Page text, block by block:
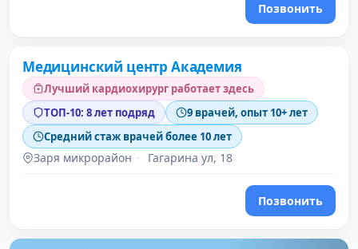
Позвонить
3 место в рейтинге
Медицинский центр Академия
Лучший кардиохирург работает здесь
ТОП-10: 8 лет подряд
9 врачей, опыт 10+ лет
Средний стаж врачей более 10 лет
Заря микрорайон · Гагарина ул, 18
Позвонить